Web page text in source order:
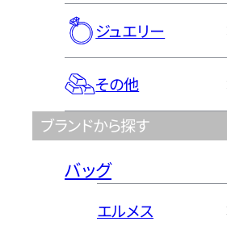
ジュエリー
その他
ブランドから探す
バッグ
エルメス